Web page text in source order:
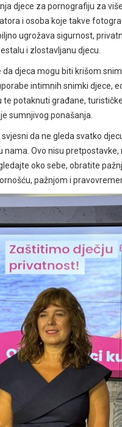
djece za pornografiju za
i osoba koje takve
ugrožava sigurnost,
i zlostavljanu djecu.
djeca mogu biti krišom
intimnih snimki djece,
potaknuti građane,
sumnjivog ponašanja.
da ne gleda svatko
Ovo nisu
oko sebe, obratite
pažnjom i